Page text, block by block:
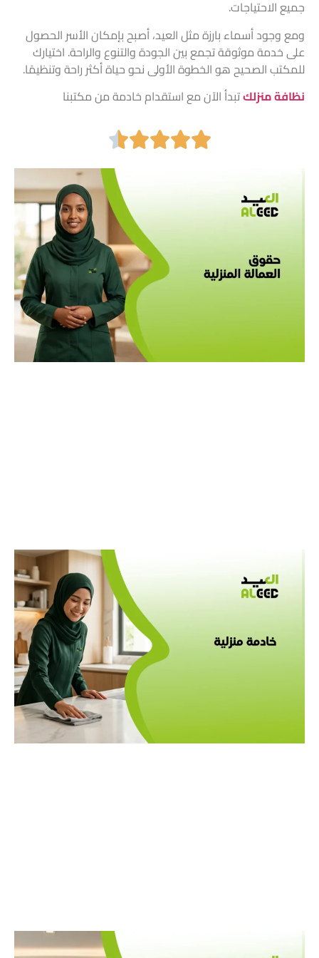
جميع الاحتياجات.
ومع وجود أسماء بارزة مثلالعيد، أصبح بإمكان الأسر الحصول
على خدمة موثوقة تجمع بين الجودة والتنوع والراحة. اختيارك
للمكتب الصحيح هو الخطوة الأولى نحو حياة أكثر راحة وتنظيمًا.
نظافة منزلكتبدأ الآن مع استقدام خادمة من مكتبنا